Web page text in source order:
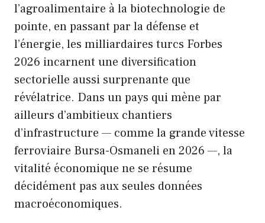
l’agroalimentaire à la biotechnologie de
pointe, en passant par la défense et
l’énergie, les milliardaires turcs Forbes
2026 incarnent une diversification
sectorielle aussi surprenante que
révélatrice. Dans un pays qui mène par
ailleurs d’ambitieux chantiers
d’infrastructure — comme la grande vitesse
ferroviaire Bursa-Osmaneli en 2026 —, la
vitalité économique ne se résume
décidément pas aux seules données
macroéconomiques.